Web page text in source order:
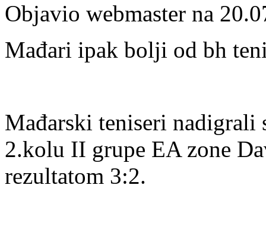
Objavio webmaster na
Mađari ipak bolji od bh
Mađarski teniseri nadigrali
2.kolu II grupe EA zone
rezultatom 3:2.